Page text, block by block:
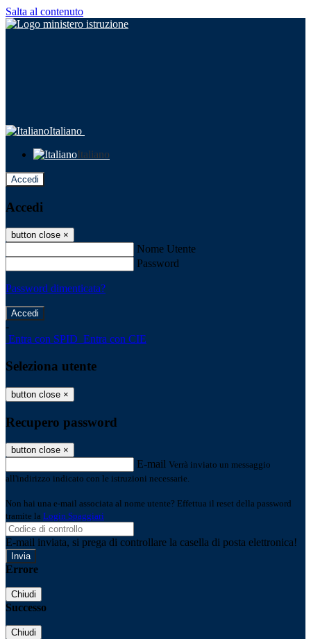
Salta al contenuto
Italiano
Italiano
Accedi
Accedi
button close ×
Nome Utente
Password
Password dimenticata?
-
Entra con SPID Entra con CIE
Seleziona utente
button close ×
Recupero password
button close ×
E-mail Verrà inviato un messaggio
all'indirizzo indicato con le istruzioni necessarie.
Non hai una e-mail associata al nome utente? Effettua il reset della password
tramite la Login Spaggiari
E-mail inviata, si prega di controllare la casella di posta elettronica!
Errore
Chiudi
Successo
Chiudi